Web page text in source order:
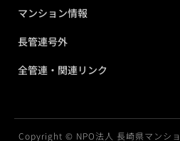
マンション情報
長管連号外
全管連・関連リンク
Copyright © NPO法人 長崎県マンシ